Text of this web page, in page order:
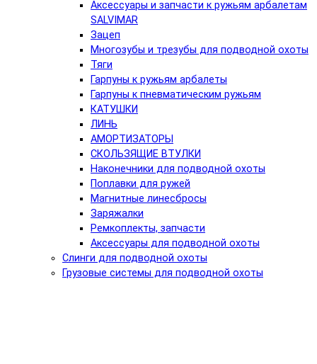
Аксессуары и запчасти к ружьям арбалетам
SALVIMAR
Зацеп
Многозубы и трезубы для подводной охоты
Тяги
Гарпуны к ружьям арбалеты
Гарпуны к пневматическим ружьям
КАТУШКИ
ЛИНЬ
АМОРТИЗАТОРЫ
СКОЛЬЗЯЩИЕ ВТУЛКИ
Наконечники для подводной охоты
Поплавки для ружей
Магнитные линесбросы
Заряжалки
Ремкоплекты, запчасти
Аксессуары для подводной охоты
Слинги для подводной охоты
Грузовые системы для подводной охоты